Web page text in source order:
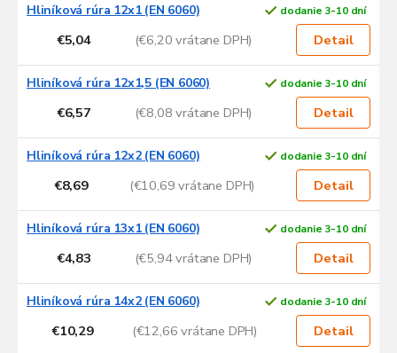
Hliníková rúra 12x1 (EN 6060) dodanie 3-10 dní
€5,04 (€6,20 vrátane DPH) Detail
Hliníková rúra 12x1,5 (EN 6060) dodanie 3-10 dní
€6,57 (€8,08 vrátane DPH) Detail
Hliníková rúra 12x2 (EN 6060) dodanie 3-10 dní
€8,69 (€10,69 vrátane DPH) Detail
Hliníková rúra 13x1 (EN 6060) dodanie 3-10 dní
€4,83 (€5,94 vrátane DPH) Detail
Hliníková rúra 14x2 (EN 6060) dodanie 3-10 dní
€10,29 (€12,66 vrátane DPH) Detail